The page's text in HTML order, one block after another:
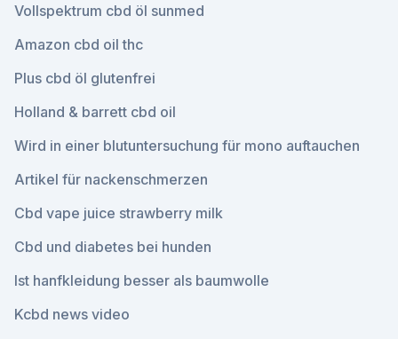
Vollspektrum cbd öl sunmed
Amazon cbd oil thc
Plus cbd öl glutenfrei
Holland & barrett cbd oil
Wird in einer blutuntersuchung für mono auftauchen
Artikel für nackenschmerzen
Cbd vape juice strawberry milk
Cbd und diabetes bei hunden
Ist hanfkleidung besser als baumwolle
Kcbd news video